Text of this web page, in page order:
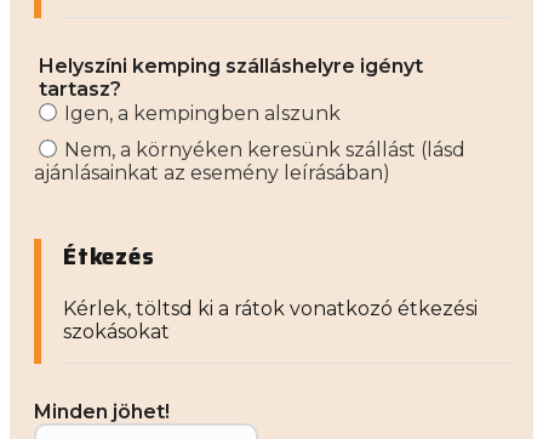
Helyszíni kemping szálláshelyre igényt
tartasz?
Igen, a kempingben alszunk
Nem, a környéken keresünk szállást (lásd
ajánlásainkat az esemény leírásában)
Étkezés
Kérlek, töltsd ki a rátok vonatkozó étkezési
szokásokat
Minden jöhet!